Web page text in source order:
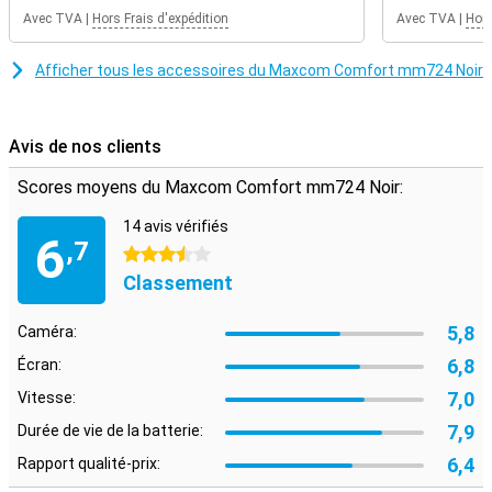
Avec TVA Hors Frais d'expédition Avec TVA
Afficher tous les accessoires du Maxcom Comfort mm724 Noir
Avis de nos clients
Scores moyens du Maxcom Comfort mm724 Noir:
6,7
14 avis vérifiés
3.5 étoiles
Classement
Caméra: 5,8
Écran: 6,8
Vitesse: 7,0
Durée de vie de la batterie: 7,9
Rapport qualité-prix: 6,4